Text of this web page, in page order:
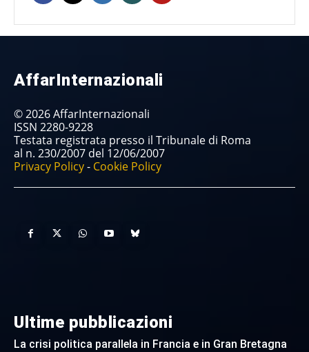
AffarInternazionali
© 2026 AffarInternazionali
ISSN 2280-9228
Testata registrata presso il Tribunale di Roma
al n. 230/2007 del 12/06/2007
Privacy Policy- Cookie Policy
Ultime pubblicazioni
La crisi politica parallela in Francia e in Gran Bretagna